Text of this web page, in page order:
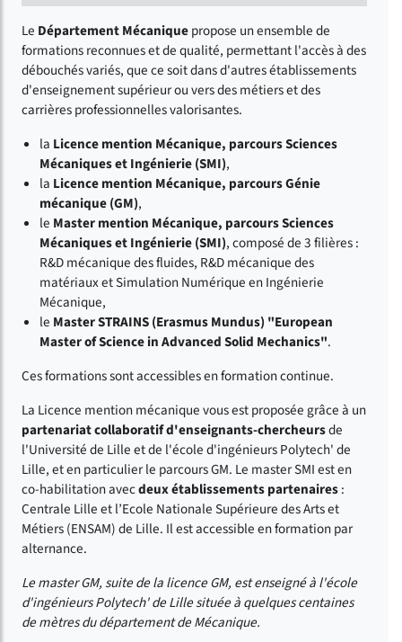
Le Département Mécaniquepropose un ensemble de
formations reconnues et de qualité, permettant l'accès à des
débouchés variés, que ce soit dans d'autres établissements
d'enseignement supérieur ou vers des métiers et des
carrières professionnelles valorisantes.
la Licence mention Mécanique, parcours Sciences
Mécaniques et Ingénierie (SMI),
la Licence mention Mécanique, parcours Génie
mécanique (GM),
le Master mention Mécanique, parcours Sciences
Mécaniques et Ingénierie (SMI), composé de 3 filières :
R&D mécanique des fluides, R&D mécanique des
matériaux et Simulation Numérique en Ingénierie
Mécanique,
le Master STRAINS (Erasmus Mundus) "European
Master of Science in Advanced Solid Mechanics".
Ces formations sont accessibles en formation continue.
La Licence mention mécanique vous est proposée grâce à un
partenariat collaboratif d'enseignants-chercheursde
l'Université de Lille et de l'école d'ingénieurs Polytech' de
Lille, et en particulier le parcours GM. Le master SMI est en
co-habilitation avecdeux établissements partenaires:
Centrale Lille et l’Ecole Nationale Supérieure des Arts et
Métiers (ENSAM) de Lille. Il est accessible en formation par
alternance.
Le master GM, suite de la licence GM, est enseigné à l'école
d'ingénieurs Polytech' de Lille située à quelques centaines
de mètres du département de Mécanique.